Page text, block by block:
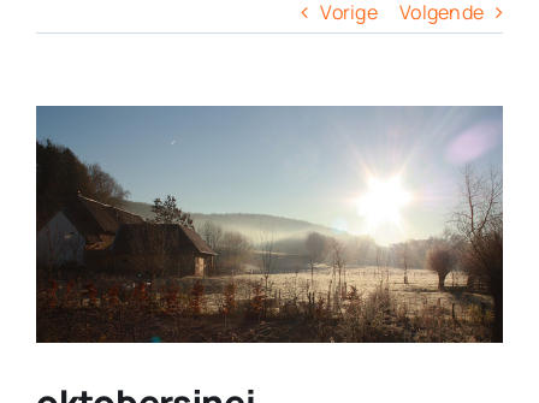
Contact
Vorige Volgende
Larger
Image